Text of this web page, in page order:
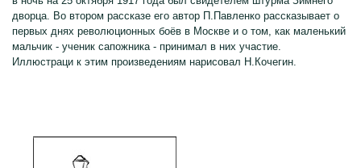
дворца. Во втором рассказе его автор П.Павленко рассказывает о
первых днях революционных боёв в Москве и о том, как маленький
мальчик - ученик сапожника - принимал в них участие.
Иллюстраци к этим произведениям нарисовал Н.Кочегин.